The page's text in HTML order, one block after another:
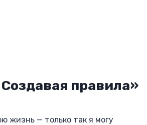
правила»
жизнь — только так я могу